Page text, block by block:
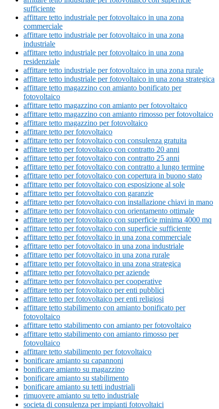
sufficiente
affittare tetto industriale per fotovoltaico in una zona
commerciale
affittare tetto industriale per fotovoltaico in una zona
industriale
affittare tetto industriale per fotovoltaico in una zona
residenziale
affittare tetto industriale per fotovoltaico in una zona rurale
affittare tetto industriale per fotovoltaico in una zona strategica
affittare tetto magazzino con amianto bonificato per
fotovoltaico
affittare tetto magazzino con amianto per fotovoltaico
affittare tetto magazzino con amianto rimosso per fotovoltaico
affittare tetto magazzino per fotovoltaico
affittare tetto per fotovoltaico
affittare tetto per fotovoltaico con consulenza gratuita
affittare tetto per fotovoltaico con contratto 20 anni
affittare tetto per fotovoltaico con contratto 25 anni
affittare tetto per fotovoltaico con contratto a lungo termine
affittare tetto per fotovoltaico con copertura in buono stato
affittare tetto per fotovoltaico con esposizione al sole
affittare tetto per fotovoltaico con garanzie
affittare tetto per fotovoltaico con installazione chiavi in mano
affittare tetto per fotovoltaico con orientamento ottimale
affittare tetto per fotovoltaico con superficie minima 4000 mq
affittare tetto per fotovoltaico con superficie sufficiente
affittare tetto per fotovoltaico in una zona commerciale
affittare tetto per fotovoltaico in una zona industriale
affittare tetto per fotovoltaico in una zona rurale
affittare tetto per fotovoltaico in una zona strategica
affittare tetto per fotovoltaico per aziende
affittare tetto per fotovoltaico per cooperative
affittare tetto per fotovoltaico per enti pubblici
affittare tetto per fotovoltaico per enti religiosi
affittare tetto stabilimento con amianto bonificato per
fotovoltaico
affittare tetto stabilimento con amianto per fotovoltaico
affittare tetto stabilimento con amianto rimosso per
fotovoltaico
affittare tetto stabilimento per fotovoltaico
bonificare amianto su capannoni
bonificare amianto su magazzino
bonificare amianto su stabilimento
bonificare amianto su tetti industriali
rimuovere amianto su tetto industriale
societa di consulenza per impianti fotovoltaici